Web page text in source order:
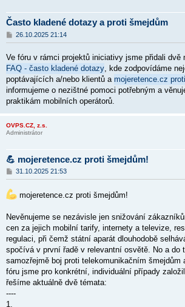
Často kladené dotazy a proti šmejdům
P
ř
s
p
ě
v
e
26.10.2025 21:14
Ve fóru v rámci projektů iniciativy jsme přidali dvě
FAQ - často kladené dotazy , kde zodpovídáme
poptávajících a/nebo klientů a mojeretence.cz
informujeme o nezištné pomoci potřebným a
praktikám mobilních operátorů.
OVPS.CZ, z.s.
Administrátor
💪 mojeretence.cz proti šmejdům!
P
ř
s
v
e
31.10.2025 21:53
mojeretence.cz proti šmejdům!
Nevěnujeme se nezávisle jen snižování
cen za jejich mobilní tarify, internety a televize,
regulaci, při čemž státní aparát dlouhodobě
spočívá v první řadě v relevantní osvětě. No a do
samozřejmě boj proti telekomunikačním šmejdům
fóru jsme pro konkrétní, individuální případy
řešíme aktuálně dvě témata:
----
1.